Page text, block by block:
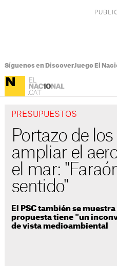
Síguenos en DiscoverJuego El
PRESUPUESTOS
Portazo de
ampliar el
el mar:
sentido"
El PSC también se
propuesta tiene "un
de vista medioambiental